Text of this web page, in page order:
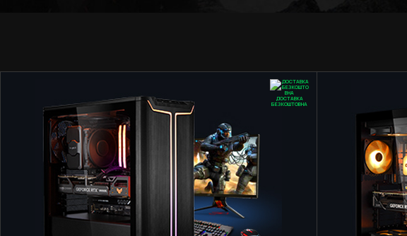
ДОСТАВКА
БЕЗКОШТОВНА